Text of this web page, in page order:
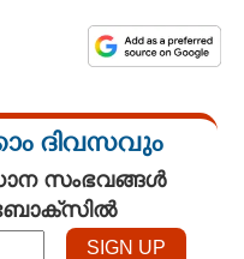
ദിവസവും
സംഭവങ്ങൾ